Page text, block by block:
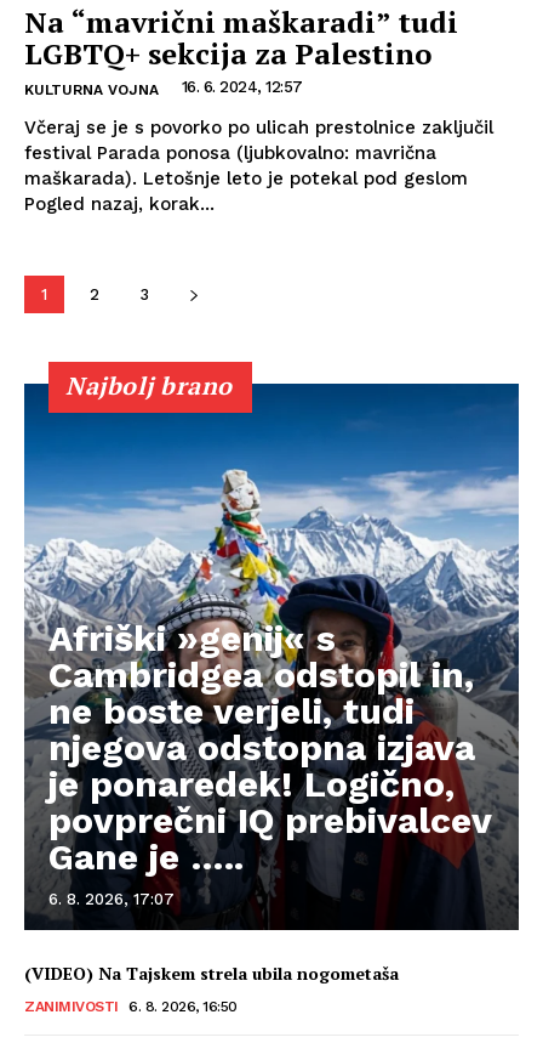
Na “mavrični maškaradi” tudi
LGBTQ+ sekcija za Palestino
KULTURNA VOJNA 16. 6. 2024, 12:57
Včeraj se je s povorko po ulicah prestolnice zaključil
festival Parada ponosa (ljubkovalno: mavrična
maškarada). Letošnje leto je potekal pod geslom
Pogled nazaj, korak...
1 2 3
Najbolj brano
Afriški »genij« s
Cambridgea odstopil in,
ne boste verjeli, tudi
njegova odstopna izjava
je ponaredek! Logično,
povprečni IQ prebivalcev
Gane je …..
6. 8. 2026, 17:07
(VIDEO) Na Tajskem strela ubila nogometaša
ZANIMIVOSTI 6. 8. 2026, 16:50